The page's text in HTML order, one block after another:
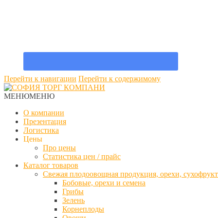
Перейти к навигации Перейти к содержимому
МЕНЮМЕНЮ
О компании
Презентация
Логистика
Цены
Про цены
Статистика цен / прайс
Каталог товаров
Свежая плодоовощная продукция, орехи,
Бобовые, орехи и семена
Грибы
Зелень
Корнеплоды